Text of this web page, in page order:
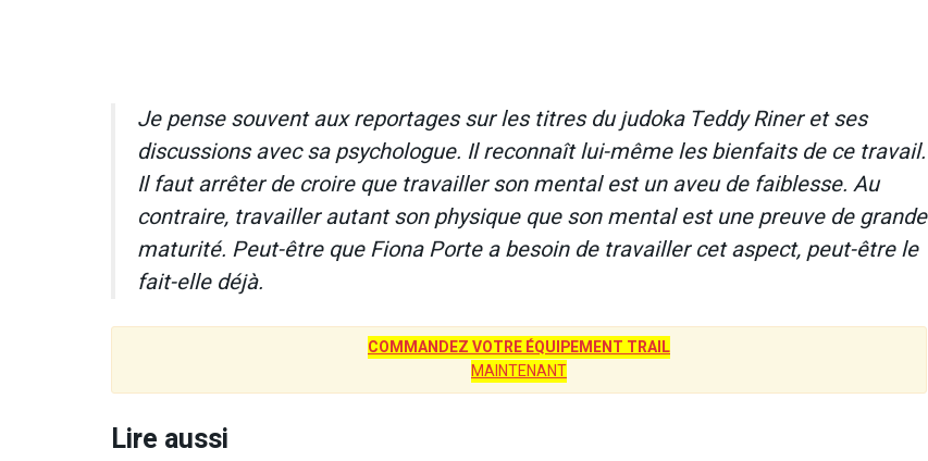
Je pense souvent aux reportages sur les titres du judoka Teddy Riner et ses
discussions avec sa psychologue. Il reconnaît lui-même les bienfaits de ce travail.
Il faut arrêter de croire que travailler son mental est un aveu de faiblesse. Au
contraire, travailler autant son physique que son mental est une preuve de grande
maturité. Peut-être que Fiona Porte a besoin de travailler cet aspect, peut-être le
fait-elle déjà.
COMMANDEZ VOTRE ÉQUIPEMENT TRAIL
MAINTENANT
Lire aussi